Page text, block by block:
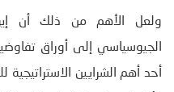
ولعل الأهم من ذلك أن
الجيوسياسي إلى أوراق
أحد أهم الشرايين الاستراتيجية